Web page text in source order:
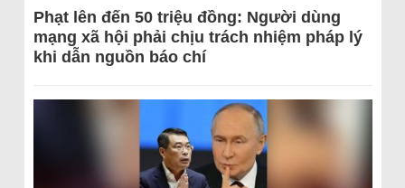
Phạt lên đến 50 triệu đồng: Người dùng
mạng xã hội phải chịu trách nhiệm pháp lý
khi dẫn nguồn báo chí